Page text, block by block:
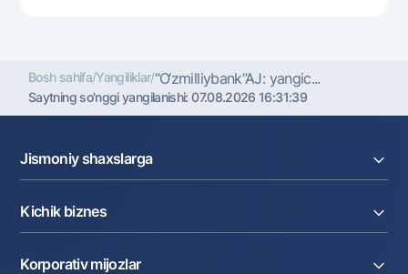
Bosh sahifa/Yangiliklar/“O‘zmilliybank”AJ: yangic...
Saytning so'nggi yangilanishi:07.08.2026 16:31:39
Jismoniy shaxslarga
Omonatlar
Kartalar
Pul oʻtkazmalari
Kichik biznes
Korporativ mijozlar